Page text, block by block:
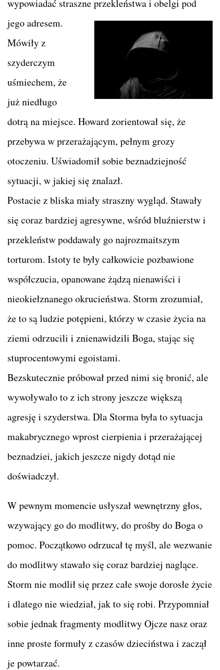
wypowiadać straszne przekleństwa i obelgi pod
jegoadresem.
Mówiły z
szyderczym
uśmiechem, że
już niedługo
dotrą na miejsce. Howard zorientował się, że
przebywa w przerażającym, pełnym grozy
otoczeniu. Uświadomił sobie beznadziejność
sytuacji, w jakiej się znalazł.
Postacie z bliska miały straszny wygląd. Stawały
się coraz bardziej agresywne, wśród bluźnierstw i
przekleństw poddawały go najrozmaitszym
torturom. Istoty te były całkowicie pozbawione
współczucia, opanowane żądzą nienawiści i
nieokiełznanego okrucieństwa. Storm zrozumiał,
że to są ludzie potępieni, którzy w czasie życia na
ziemi odrzucili i znienawidzili Boga, stając się
stuprocentowymi egoistami.
Bezskutecznie próbował przed nimi się bronić, ale
wywoływało to z ich strony jeszcze większą
agresję i szyderstwa. Dla Storma była to sytuacja
makabrycznego wprost cierpienia i przerażającej
beznadziei, jakich jeszcze nigdy dotąd nie
doświadczył.
W pewnym momencie usłyszał wewnętrzny głos,
wzywający go do modlitwy, do prośby do Boga o
pomoc. Początkowo odrzucał tę myśl, ale wezwanie
do modlitwy stawało się coraz bardziej naglące.
Storm nie modlił się przez całe swoje dorosłe życie
i dlatego nie wiedział, jak to się robi. Przypomniał
sobie jednak fragmenty modlitwy Ojcze nasz oraz
inne proste formuły z czasów dzieciństwa i zaczął
je powtarzać.